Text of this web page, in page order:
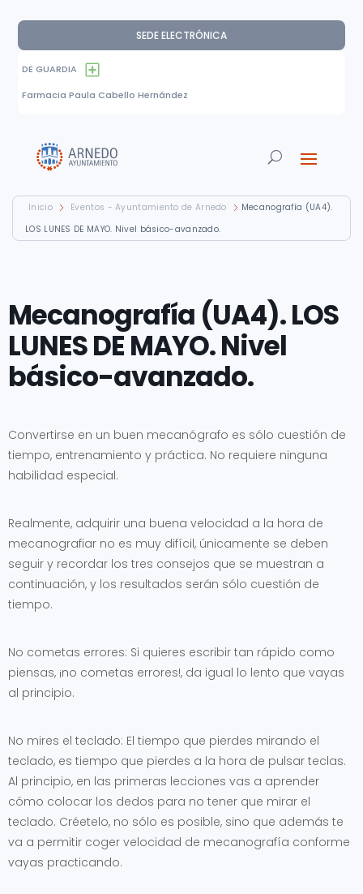
SEDE ELECTRÓNICA
DE GUARDIA
Farmacia Paula Cabello Hernández
Inicio Eventos - Ayuntamiento de Arnedo
Mecanografía (UA4).
LOS LUNES DE MAYO. Nivel básico-avanzado.
Mecanografía (UA4). LOS
LUNES DE MAYO. Nivel
básico-avanzado.
Convertirse en un buen mecanógrafo es sólo cuestión de
tiempo, entrenamiento y práctica. No requiere ninguna
habilidad especial.
Realmente, adquirir una buena velocidad a la hora de
mecanografiar no es muy difícil, únicamente se deben
seguir y recordar los tres consejos que se muestran a
continuación, y los resultados serán sólo cuestión de
tiempo.
No cometas errores: Si quieres escribir tan rápido como
piensas, ¡no cometas errores!, da igual lo lento que vayas
al principio.
No mires el teclado: El tiempo que pierdes mirando el
teclado, es tiempo que pierdes a la hora de pulsar teclas.
Al principio, en las primeras lecciones vas a aprender
cómo colocar los dedos para no tener que mirar el
teclado. Créetelo, no sólo es posible, sino que además te
va a permitir coger velocidad de mecanografía conforme
vayas practicando.